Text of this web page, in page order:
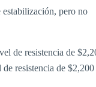
estabilización, pero no
resistencia de